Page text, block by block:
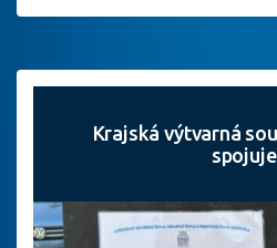
Krajská výtvarná